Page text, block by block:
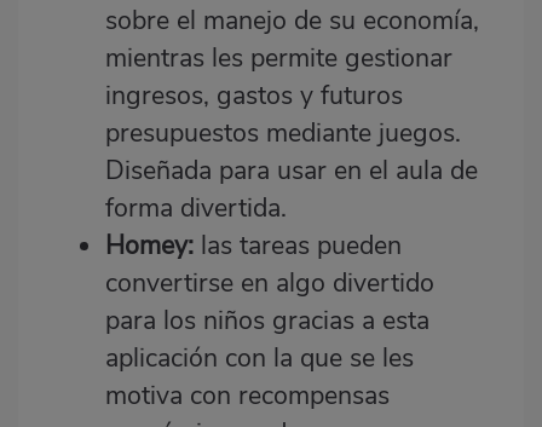
sobre el manejo de su economía,
mientras les permite gestionar
ingresos, gastos y futuros
presupuestos mediante juegos.
Diseñada para usar en el aula de
forma divertida.
Homey: las tareas pueden
convertirse en algo divertido
para los niños gracias a esta
aplicación con la que se les
motiva con recompensas